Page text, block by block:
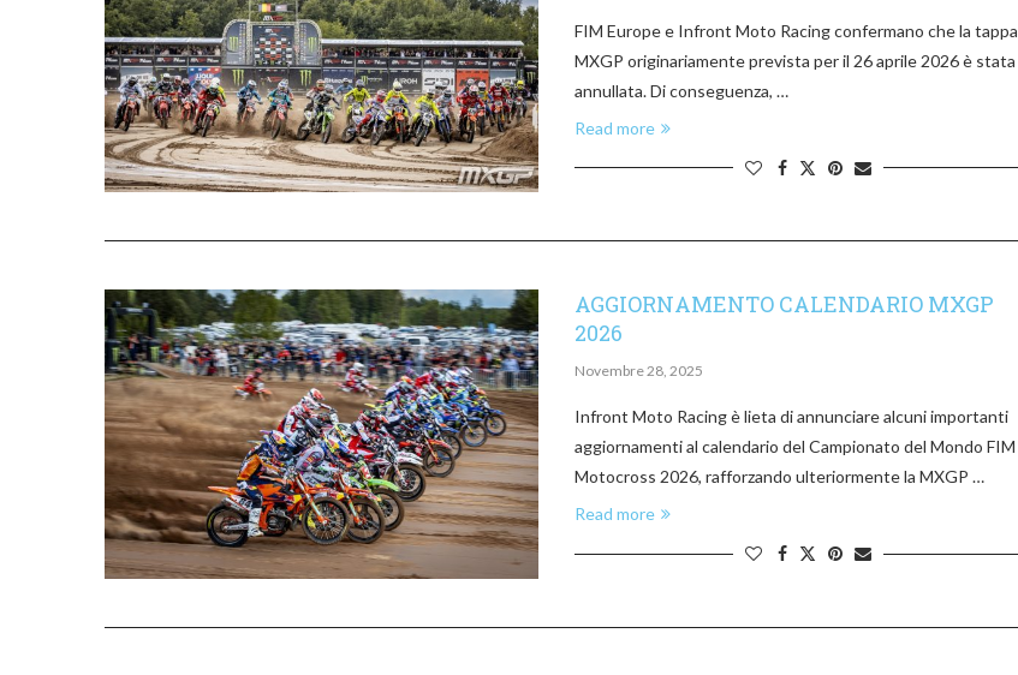
FIM Europe e Infront Moto Racing confermano che la tappa
MXGP originariamente prevista per il 26 aprile 2026 è stata
annullata. Di conseguenza, …
Read more
AGGIORNAMENTO CALENDARIO MXGP
2026
Novembre 28, 2025
Infront Moto Racing è lieta di annunciare alcuni importanti
aggiornamenti al calendario del Campionato del Mondo FIM
Motocross 2026, rafforzando ulteriormente la MXGP …
Read more